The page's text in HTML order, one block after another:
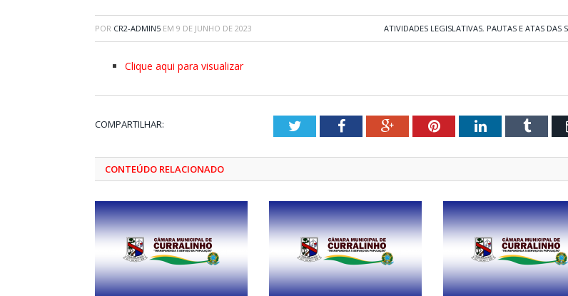
POR CR2-ADMIN5 EM 9 DE JUNHO DE 2023 ATIVIDADES LEGISLATIVAS, PAUTAS E ATAS DAS
Clique aqui para visualizar
COMPARTILHAR: TwitterFacebookGoogle+PinterestLinkedIn
CONTEÚDO RELACIONADO